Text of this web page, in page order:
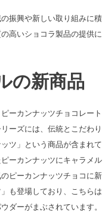
振興や新しい取り組みに積
高いショコラ製品の提供に
の新商品
ーカンナッツチョコレート
ーズには、伝統とこだわり
ツ」という商品が含まれて
ーカンナッツにキャラメル
ピーカンナッツチョコに新
も登場しており、こちらは
ダーがまぶされています。